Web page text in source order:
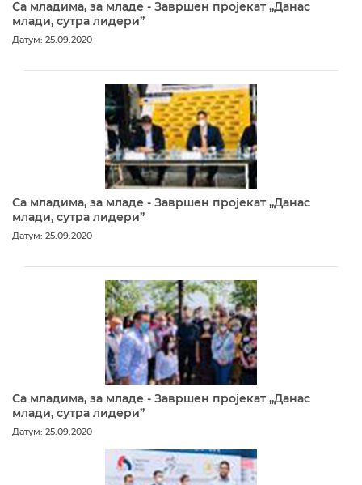
Са младима, за младе - Завршен пројекат „Данас
млади, сутра лидери”
Датум: 25.09.2020
Са младима, за младе - Завршен пројекат „Данас
млади, сутра лидери”
Датум: 25.09.2020
Са младима, за младе - Завршен пројекат „Данас
млади, сутра лидери”
Датум: 25.09.2020